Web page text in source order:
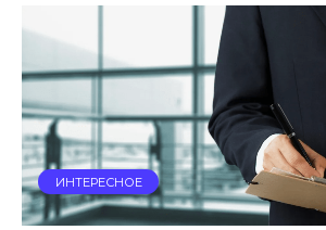
ИНТЕРЕСНОЕ